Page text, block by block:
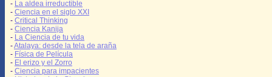
- La aldea irreductible
- Ciencia en el siglo XXI
- Critical Thinking
- Ciencia Kanija
- La Ciencia de tu vida
-Atalaya: desde la tela de araña
- Física de Película
- El erizo y el Zorro
- Ciencia para impacientes